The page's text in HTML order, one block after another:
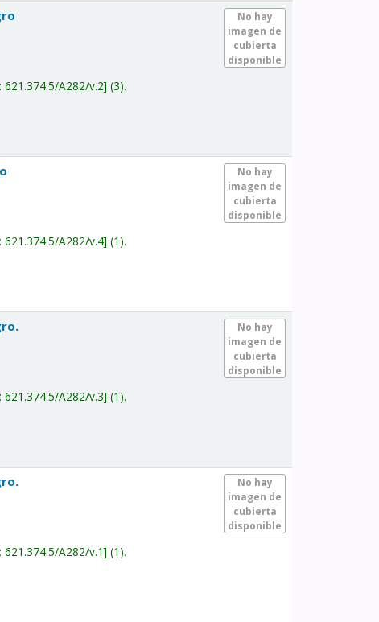
No hay
imagen de
cubierta
disponible
621.374.5/A282/v.2 (3).
No hay
imagen de
cubierta
disponible
621.374.5/A282/v.4 (1).
No hay
imagen de
cubierta
disponible
621.374.5/A282/v.3 (1).
No hay
imagen de
cubierta
disponible
621.374.5/A282/v.1 (1).